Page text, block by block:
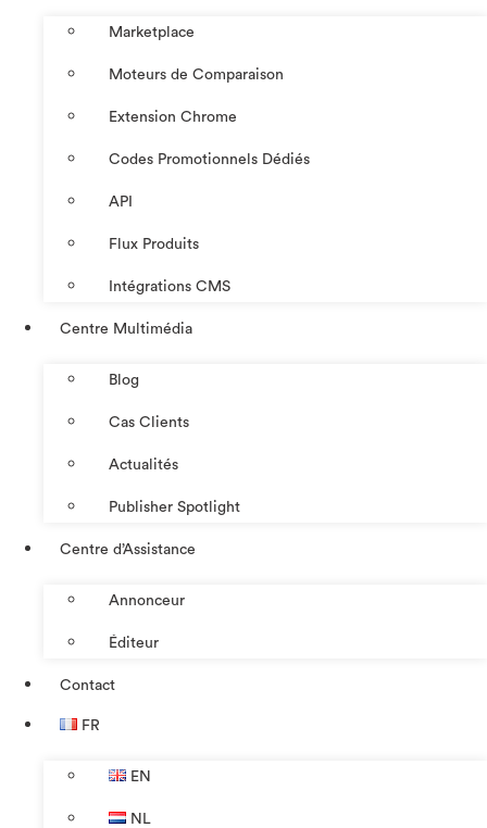
Marketplace
Moteurs de Comparaison
Extension Chrome
Codes Promotionnels Dédiés
API
Flux Produits
Intégrations CMS
Centre Multimédia
Blog
Cas Clients
Actualités
Publisher Spotlight
Centre d’Assistance
Annonceur
Éditeur
Contact
FR
EN
NL